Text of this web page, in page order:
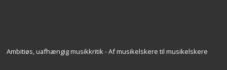
Ambitiøs, uafhængig musikkritik - Af musikelskere til musikelskere